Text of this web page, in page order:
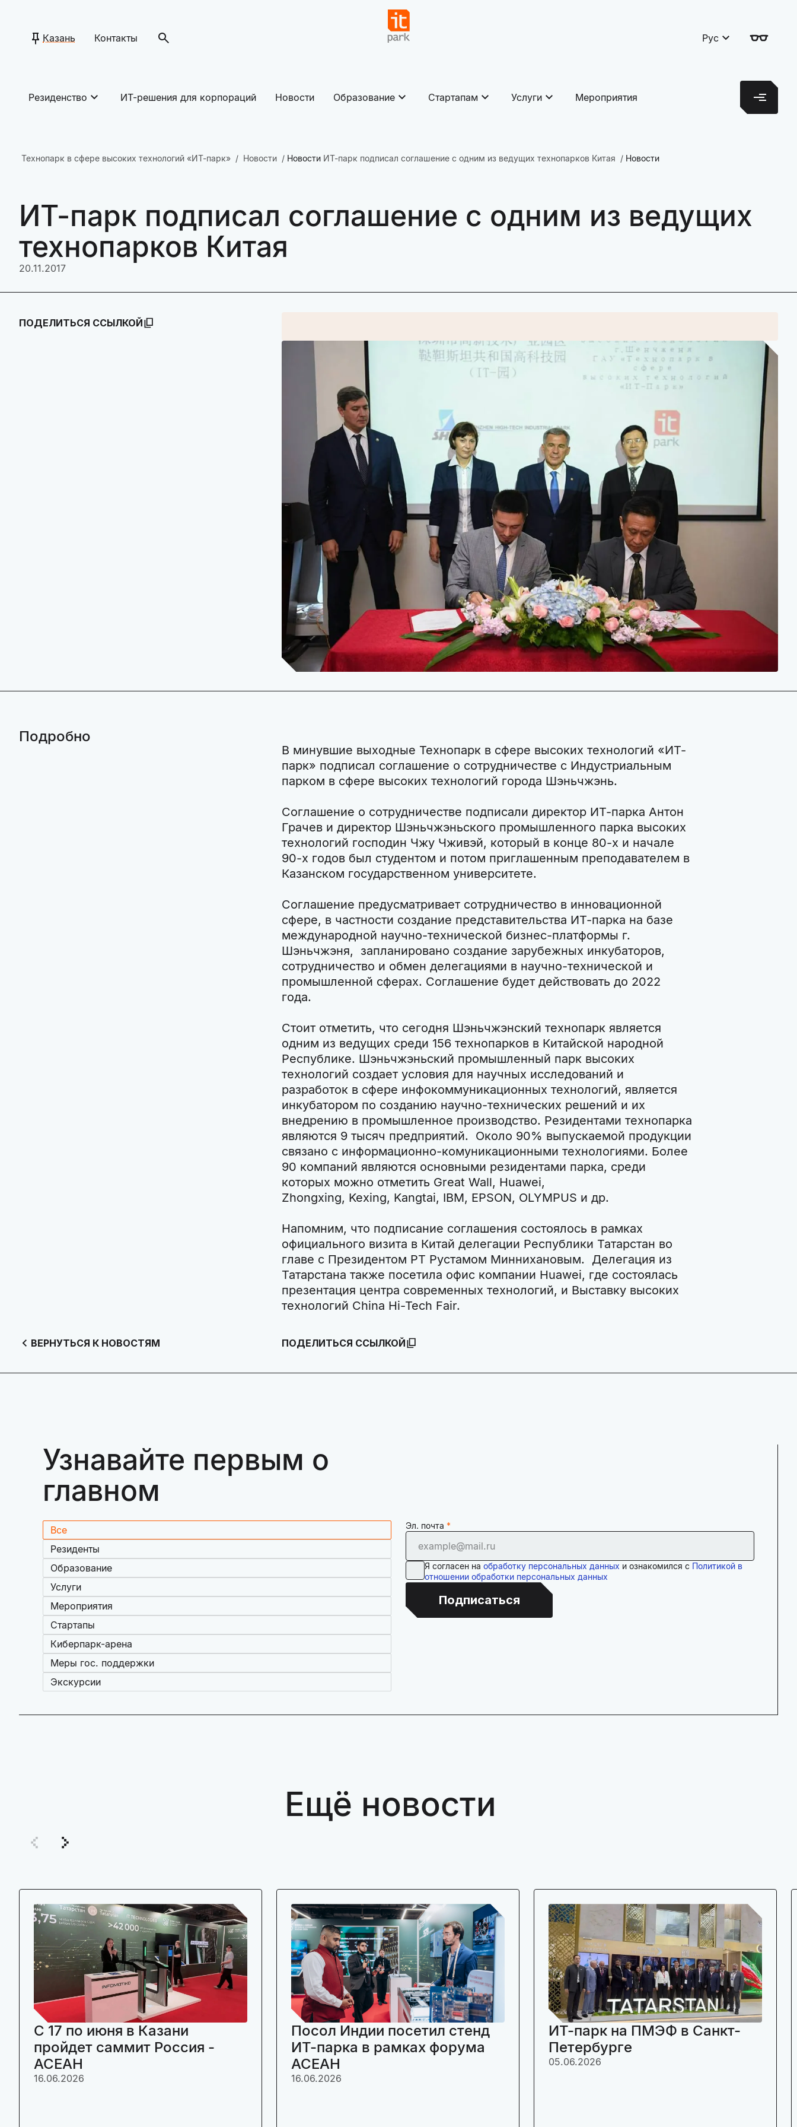
Казань Контакты Рус
Резиденство ИТ-решения для корпораций Новости Образование Стартапам Услуги Мероприятия
Технопарк в сфере высоких технологий «ИТ-парк» Новости Новости ИТ-парк подписал соглашение с одним из ведущих технопарков Китая Новости
ИТ-парк подписал соглашение с одним из ведущих
технопарков Китая
20.11.2017
ПОДЕЛИТЬСЯ ССЫЛКОЙ
Подробно
В минувшие выходные Технопарк в сфере высоких технологий «ИТ-
парк» подписал соглашение о сотрудничестве с Индустриальным
парком в сфере высоких технологий города Шэньчжэнь.
Cоглашение о сотрудничестве подписали директор ИТ-парка Антон
Грачев и директор Шэньчжэньского промышленного парка высоких
технологий господин Чжу Чживэй, который в конце 80-х и начале
90-х годов был студентом и потом приглашенным преподавателем в
Казанском государственном университете.
Соглашение предусматривает сотрудничество в инновационной
сфере, в частности создание представительства ИТ-парка на базе
международной научно-технической бизнес-платформы г.
Шэньчжэня, запланировано создание зарубежных инкубаторов,
сотрудничество и обмен делегациями в научно-технической и
промышленной сферах. Соглашение будет действовать до 2022
года.
Стоит отметить, что сегодня Шэньчжэнский технопарк является
одним из ведущих среди 156 технопарков в Китайской народной
Республике. Шэньчжэньский промышленный парк высоких
технологий создает условия для научных исследований и
разработок в сфере инфокоммуникационных технологий, является
инкубатором по созданию научно-технических решений и их
внедрению в промышленное производство. Резидентами технопарка
являются 9 тысяч предприятий. Около 90% выпускаемой продукции
связано с информационно-комуникационными технологиями. Более
90 компаний являются основными резидентами парка, среди
которых можно отметить Great Wall, Huawei,
Zhongxing, Kexing, Kangtai, IBM, EPSON, OLYMPUS и др.
Напомним, что подписание соглашения состоялось в рамках
официального визита в Китай делегации Республики Татарстан во
главе с Президентом РТ Рустамом Миннихановым. Делегация из
Татарстана также посетила офис компании Huawei, где состоялась
презентация центра современных технологий, и Выставку высоких
технологий China Hi-Tech Fair.
ВЕРНУТЬСЯ К НОВОСТЯМ ПОДЕЛИТЬСЯ ССЫЛКОЙ
Узнавайте первым о
главном
Все
Резиденты
Образование
Услуги
Мероприятия
Стартапы
Киберпарк-арена
Меры гос. поддержки
Экскурсии
Эл. почта
Я согласен на обработку персональных данных и ознакомился с Политикой в
отношении обработки персональных данных
Подписаться
Ещё новости
C 17 по июня в Казани
пройдет саммит Россия -
АСЕАН
16.06.2026
Посол Индии посетил стенд
ИТ-парка в рамках форума
АСЕАН
16.06.2026
ИТ-парк на ПМЭФ в Санкт-
Петербурге
05.06.2026